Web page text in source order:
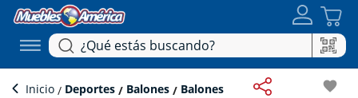
Inicio Deportes Balones Balones favorite